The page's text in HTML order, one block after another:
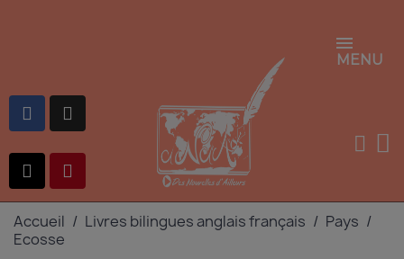
MENU
Accueil Livres bilingues anglais français
Pays
Ecosse